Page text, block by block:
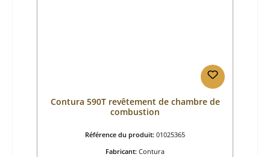
Contura 590T revêtement de chambre de
combustion
Référence du produit: 01025365
Fabricant: Contura